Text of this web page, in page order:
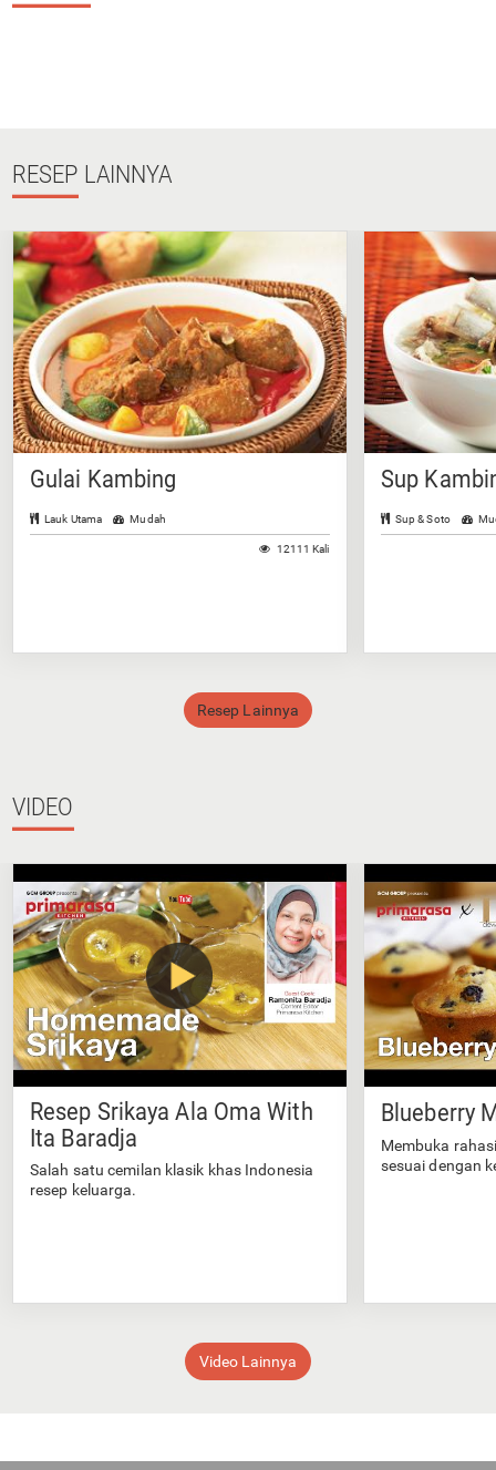
RESEP LAINNYA
Gulai Kambing
Lauk Utama Mudah
12111 Kali
Sup
Sup & Soto
Resep Lainnya
VIDEO
Resep Srikaya Ala Oma With
Ita Baradja
Salah satu cemilan klasik khas Indonesia
resep keluarga.
Blueberry
Membuka
sesuai dengan
Video Lainnya